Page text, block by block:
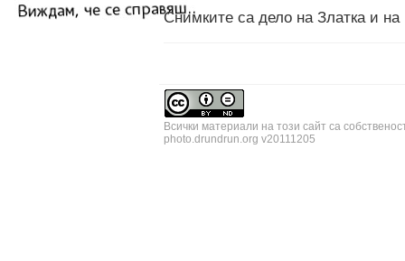
Снимките са дело на Златка и
Всички материали на този сайт са
photo.drundrun.org v20111205